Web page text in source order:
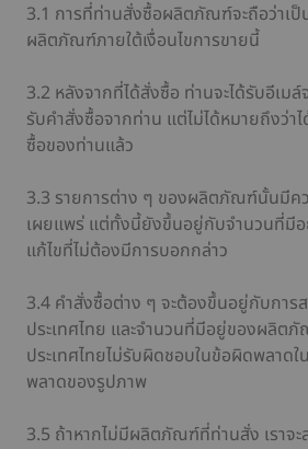
3.1 การที่ท่านสั่งซื้อผลิตภัณฑ์จะถือว่าเป็
ผลิตภัณฑ์ภายใต้เงื่อนไขการขายนี้
3.2 หลังจากที่ได้สั่งซื้อ ท่านจะได้รับอีเมล์
รับคำสั่งซื้อจากท่าน แต่ไม่ได้หมายถึงว่า
ซื้อของท่านแล้ว
3.3 รายการต่าง ๆ ของผลิตภัณฑ์นั้นมี
เผยแพร่ แต่ทั้งนี้ยังขึ้นอยู่กับจำนวนที่มี
แก้ไขที่ไม่ต้องมีการบอกกล่าว
3.4 คำสั่งซื้อต่าง ๆ จะต้องขึ้นอยู่กับการ
ประเทศไทย และจำนวนที่มีอยู่ของผลิต
ประเทศไทยไม่รับผิดชอบในข้อผิดพลาด
พลาดของรูปภาพ
3.5 ถ้าหากไม่มีผลิตภัณฑ์ที่ท่านสั่ง เราจ